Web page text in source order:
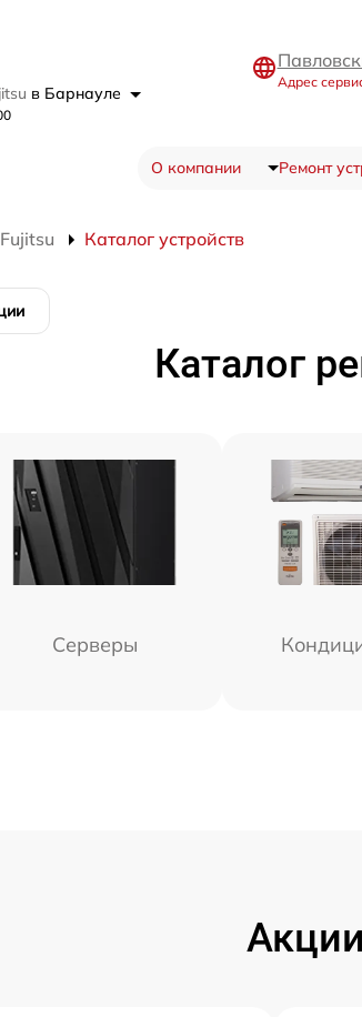
в Барнауле
Адрес
О компании Ремонт
Каталог устройств
Каталог
Серверы